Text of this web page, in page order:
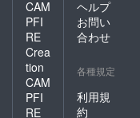
CAM
PFI
RE
Crea
tion
CAM
PFI
RE
ヘルプ
お問い
合わせ
各種規定
利用規
約